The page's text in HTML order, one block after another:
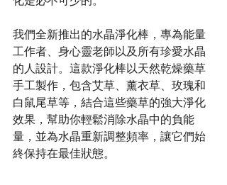
我們全新推出的水晶淨化棒，專為能量
工作者、身心靈老師以及所有珍愛水晶
的人設計。這款淨化棒以天然乾燥藥草
手工製作，包含艾草、薰衣草、玫瑰和
白鼠尾草等，結合這些藥草的強大淨化
效果，幫助你輕鬆消除水晶中的負能
量，並為水晶重新調整頻率，讓它們始
終保持在最佳狀態。